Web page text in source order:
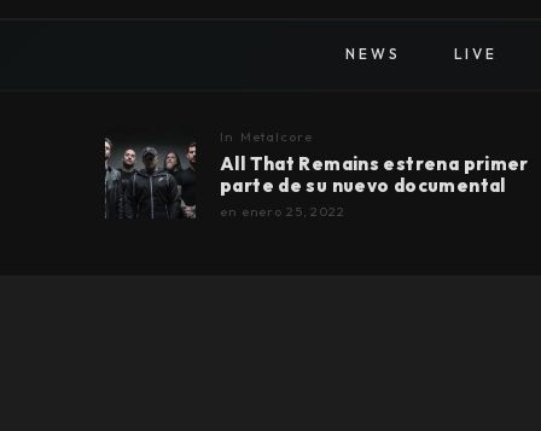
NEWS LIVE
In Metalcore
All That Remains estrena primer
parte de su nuevo documental
en enero 25, 2022